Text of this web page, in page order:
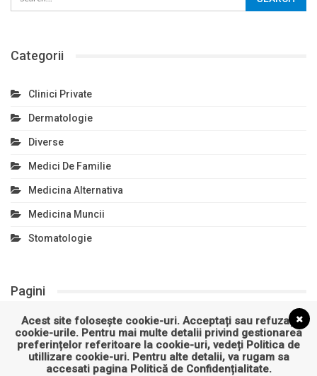
Categorii
Clinici Private
Dermatologie
Diverse
Medici De Familie
Medicina Alternativa
Medicina Muncii
Stomatologie
Pagini
Politică de confidențialitate
Politică privind fișierele cookies
Acest site folosește cookie-uri. Acceptați sau refuzați
cookie-urile. Pentru mai multe detalii privind gestionarea
preferințelor referitoare la cookie-uri, vedeți Politica de
utillizare cookie-uri. Pentru alte detalii, va rugam sa
accesati pagina Politică de Confidențialitate.